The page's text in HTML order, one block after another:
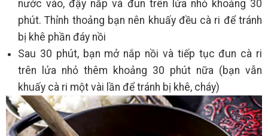
nước vào, đậy nắp và đun trên lửa nhỏ khoảng 30
phút. Thỉnh thoảng bạn nên khuấy đều cà ri để tránh
bị khê phần đáy nồi
Sau 30 phút, bạn mở nắp nồi và tiếp tục đun cà ri
trên lửa nhỏ thêm khoảng 30 phút nữa (bạn vẫn
khuấy cà ri một vài lần để tránh bị khê, cháy)